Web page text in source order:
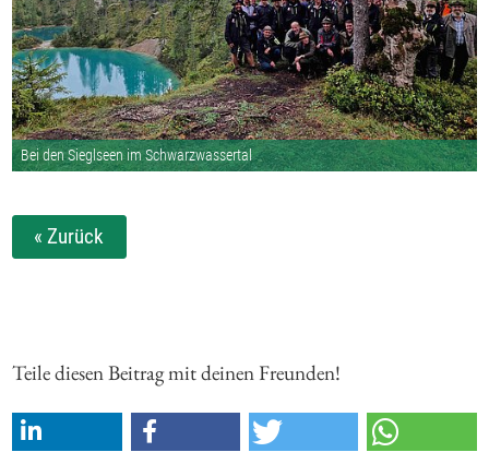
Bei den Sieglseen im Schwarzwassertal
« Zurück
Teile diesen Beitrag mit deinen Freunden!